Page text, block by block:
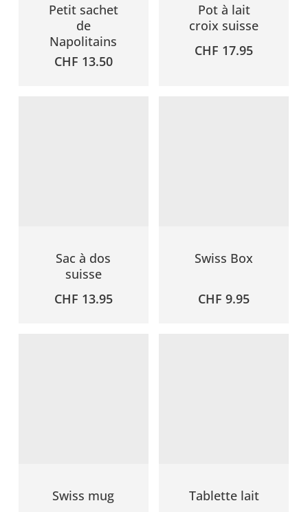
Petit sachet
de
Napolitains
CHF 13.50
Pot à lait
croix suisse
CHF 17.95
Sac à dos
suisse
CHF 13.95
Swiss Box
CHF 9.95
Swiss mug Tablette lait